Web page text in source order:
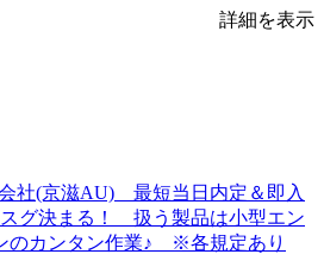
詳細を表示